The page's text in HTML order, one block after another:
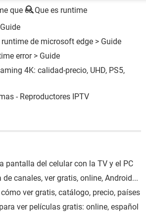
que es Que es runtime
de microsoft edge > Guide
error> Guide
4K: calidad-precio, UHD, PS5,
- Reproductores IPTV
pantalla del celular con la TV y el PC
canales, ver gratis, online, Android...
ver gratis, catálogo, precio, países
ver películas gratis: online, español